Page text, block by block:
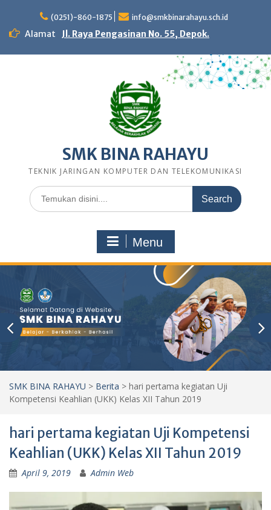
content
(0251)-860-1875 info@smkbinarahayu.sch.id
Alamat Jl. Raya Pengasinan No. 55, Depok.
SMK BINA RAHAYU
TEKNIK JARINGAN KOMPUTER DAN TELEKOMUNIKASI
Search
for:
Menu
SMK BINA RAHAYU > Berita > hari pertama kegiatan Uji
Kompetensi Keahlian (UKK) Kelas XII Tahun 2019
hari pertama kegiatan Uji Kompetensi
Keahlian (UKK) Kelas XII Tahun 2019
April 9, 2019 Admin Web